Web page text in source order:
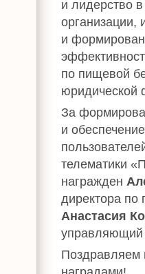
и лидерство
организации,
и
по пищевой
юридической
За
и
телематики
награжден
директора
Анастасия
управляющий
Поздравляем